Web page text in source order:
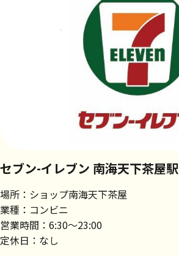
セブン-イレブン 南海天下茶屋駅
場所：ショップ南海天下茶屋
業種：コンビニ
営業時間：6:30～23:00
定休日：なし